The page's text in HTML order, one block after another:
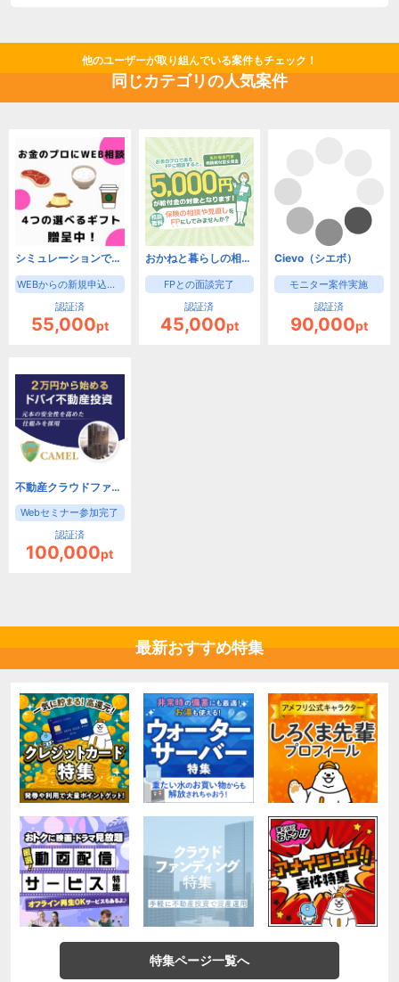
他のユーザーが取り組んでいる案件もチェック！
同じカテゴリの人気案件
シミュレーションで未来を見える化！【お金のみらいマップ】
WEBからの新規申込後、オンライン無料相談完了
認証済
55,000pt
おかねと暮らしの相談窓口
FPとの面談完了
認証済
45,000pt
Cievo（シエボ）
モニター案件実施
認証済
90,000pt
不動産クラウドファンディング「CAMEL」【Webセミナー参加のみ】
Webセミナー参加完了
認証済
100,000pt
最新おすすめ特集
特集ページ一覧へ